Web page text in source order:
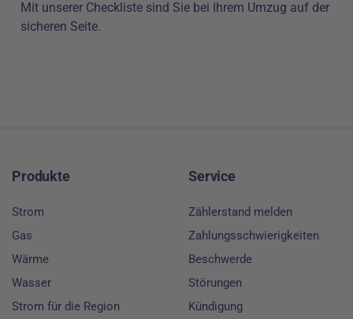
Mit unserer Checkliste sind Sie bei Ihrem Umzug auf der
sicheren Seite.
Produkte
Strom
Gas
Wärme
Wasser
Strom für die Region
Service
Zählerstand melden
Zahlungsschwierigkeiten
Beschwerde
Störungen
Kündigung